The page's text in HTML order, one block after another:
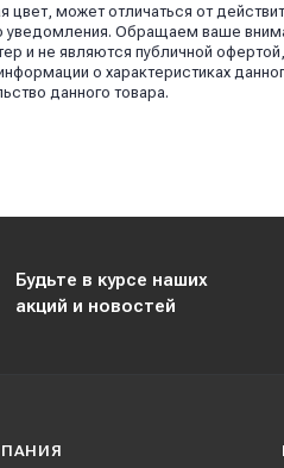
может отличаться от
Обращаем ваше
и не являются публичной
о характеристиках
данного товара.
Будьте в курсе наших
акций и новостей